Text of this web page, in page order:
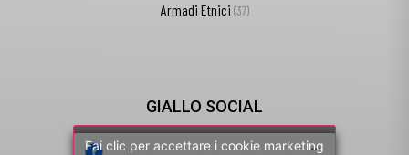
Armadi Etnici (37)
GIALLO SOCIAL
Fai clic per accettare i cookie marketing